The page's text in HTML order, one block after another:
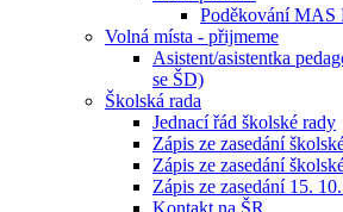
Poděkování MAS
Volná místa - přijmeme
Asistent/asistentka
se ŠD)
Školská rada
Jednací řád školské rady
Zápis ze zasedání
Zápis ze zasedání
Zápis ze zasedání 15.
Kontakt na ŠR